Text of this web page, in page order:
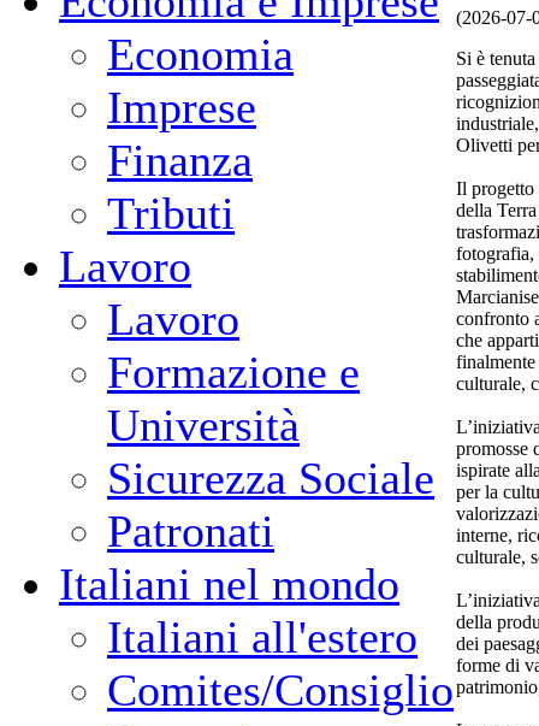
Economia
Imprese
Finanza
Tributi
Lavoro
Lavoro
Formazione e
Università
Sicurezza Sociale
Patronati
Italiani nel mondo
Italiani all'estero
Comites/Consiglio
(2026-07-
Si è
Olivetti
Il progetto
della
fotografia,
confronto
che
finalmente
culturale,
promosse
ispirate
per la
interne,
culturale,
della
dei
forme di